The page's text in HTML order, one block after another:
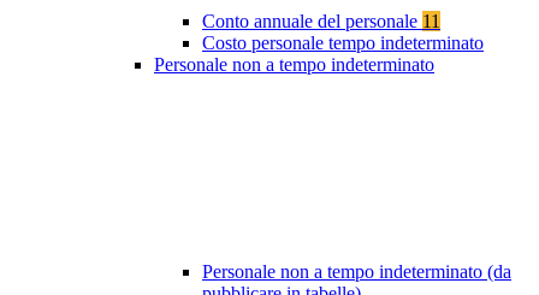
Conto annuale del personale 11
Costo personale tempo indeterminato
Personale non a tempo indeterminato
Personale non a tempo indeterminato (da